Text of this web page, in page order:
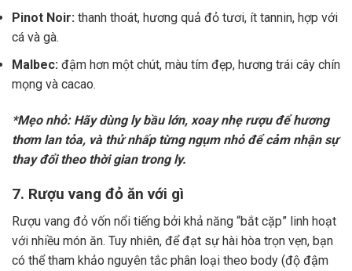
Pinot Noir: thanh thoát, hương quả đỏ tươi, ít tannin, hợp với
cá và gà.
Malbec: đậm hơn một chút, màu tím đẹp, hương trái cây chín
mọng và cacao.
*Mẹo nhỏ: Hãy dùng ly bầu lớn, xoay nhẹ rượu để hương
thơm lan tỏa, và thử nhấp từng ngụm nhỏ để cảm nhận sự
thay đổi theo thời gian trong ly.
7. Rượu vang đỏ ăn với gì
Rượu vang đỏ vốn nổi tiếng bởi khả năng “bắt cặp” linh hoạt
với nhiều món ăn. Tuy nhiên, để đạt sự hài hòa trọn vẹn, bạn
có thể tham khảo nguyên tắc phân loại theo body (độ đậm